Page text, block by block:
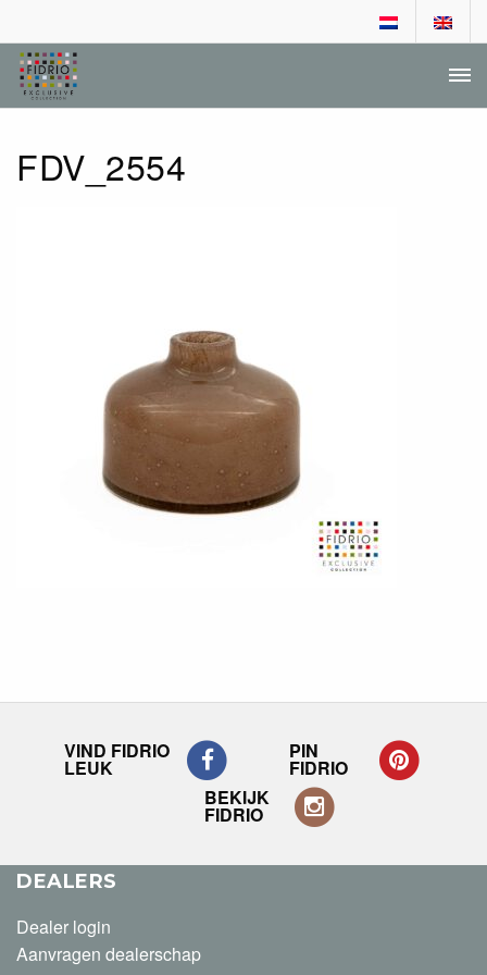
AANVRAGEN DEALERSCHAP
FDV_2554
VIND FIDRIO
LEUK
PIN
FIDRIO
BEKIJK
FIDRIO
DEALERS
Dealer login
Aanvragen dealerschap